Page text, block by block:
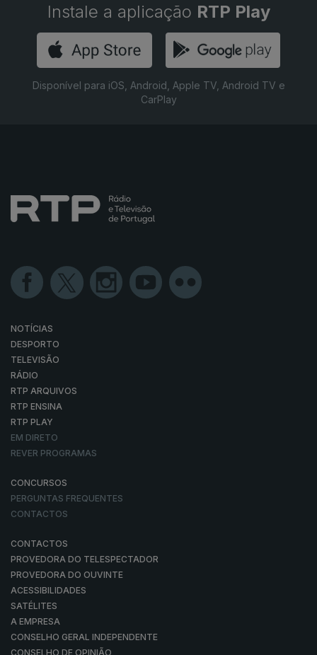
Instale a aplicação RTP Play
Disponível para iOS, Android, Apple TV, Android TV e
CarPlay
NOTÍCIAS
DESPORTO
TELEVISÃO
RÁDIO
RTP ARQUIVOS
RTP ENSINA
RTP PLAY
EM DIRETO
REVER PROGRAMAS
CONCURSOS
PERGUNTAS FREQUENTES
CONTACTOS
CONTACTOS
PROVEDORA DO TELESPECTADOR
PROVEDORA DO OUVINTE
ACESSIBILIDADES
SATÉLITES
A EMPRESA
CONSELHO GERAL INDEPENDENTE
CONSELHO DE OPINIÃO